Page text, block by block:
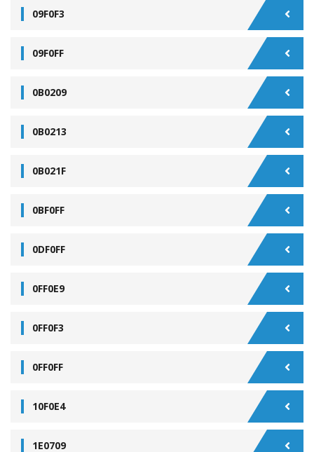
09F0F3
09F0FF
0B0209
0B0213
0B021F
0BF0FF
0DF0FF
0FF0E9
0FF0F3
0FF0FF
10F0E4
1E0709